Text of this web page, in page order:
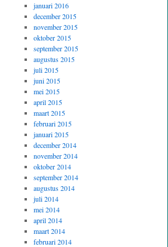
januari 2016
december 2015
november 2015
oktober 2015
september 2015
augustus 2015
juli 2015
juni 2015
mei 2015
april 2015
maart 2015
februari 2015
januari 2015
december 2014
november 2014
oktober 2014
september 2014
augustus 2014
juli 2014
mei 2014
april 2014
maart 2014
februari 2014